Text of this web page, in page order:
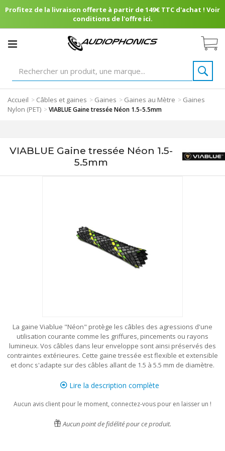
Profitez de la livraison offerte à partir de 149€ TTC d'achat ! Voir
conditions de l'offre ici.
Accueil > Câbles et gaines > Gaines > Gaines au Mètre > Gaines
Nylon (PET) >VIABLUE Gaine tressée Néon 1.5-5.5mm
VIABLUE Gaine tressée Néon 1.5-
5.5mm
La gaine Viablue "Néon" protège les câbles des agressions d'une
utilisation courante comme les griffures, pincements ou rayons
lumineux. Vos câbles dans leur enveloppe sont ainsi préservés des
contraintes extérieures. Cette gaine tressée est flexible et extensible
et donc s'adapte sur des câbles allant de 1.5 à 5.5 mm de diamètre.
Lire la description complète
Aucun avis client pour le moment, connectez-vous pour en laisser un !
Aucun point de fidélité pour ce produit.